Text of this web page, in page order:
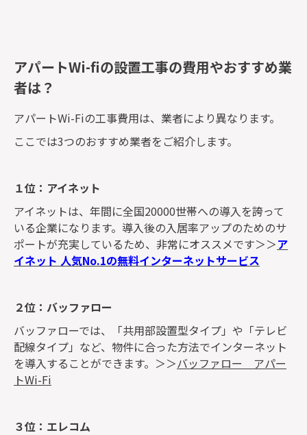
アパートWi-fiの設置工事の費用やおすすめ業
者は？
アパートWi-Fiの工事費用は、業者により異なります。
ここでは3つのおすすめ業者をご紹介します。
１位：アイネット
アイネットは、年間に全国20000世帯への導入を誇って
いる企業になります。導入後の入居率アップのためのサ
ポートが充実しているため、非常にオススメです＞＞ア
イネット 人気No.1の無料インターネットサービス
２位：バッファロー
バッファローでは、「共用部設置型タイプ」や「テレビ
配線タイプ」など、物件に合った方法でインターネット
を導入することができます。＞＞バッファロー アパー
トWi-Fi
３位：エレコム